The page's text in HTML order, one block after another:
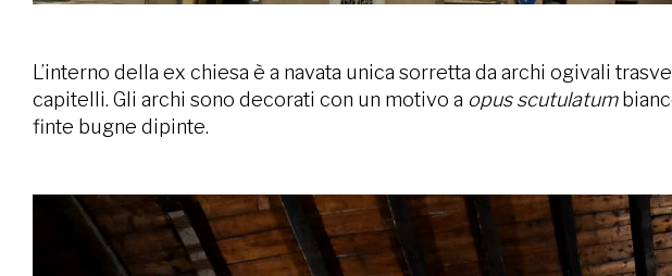
L’interno della ex chiesa è a navata unica sorretta da archi ogivali
capitelli. Gli archi sono decorati con un motivo a opus scutulatum
finte bugne dipinte.